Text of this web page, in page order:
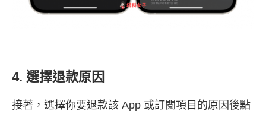
4. 選擇退款原因
接著，選擇你要退款該 App 或訂閱項目的原因後點